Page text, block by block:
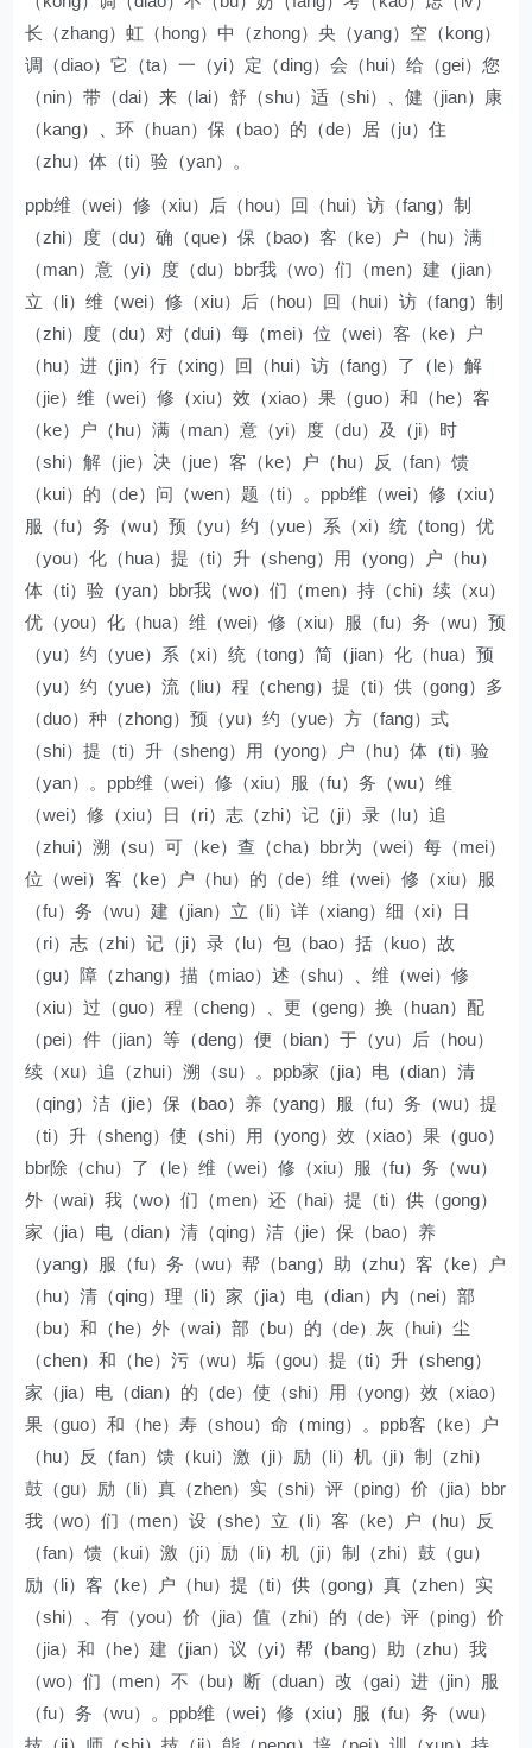
长（zhang）虹（hong）中（zhong）央（yang）空（kong）
调（diao）它（ta）一（yi）定（ding）会（hui）给（gei）您
（nin）带（dai）来（lai）舒（shu）适（shi）、健（jian）康
（kang）、环（huan）保（bao）的（de）居（ju）住
（zhu）体（ti）验（yan）。
ppb维（wei）修（xiu）后（hou）回（hui）访（fang）制
（zhi）度（du）确（que）保（bao）客（ke）户（hu）满
（man）意（yi）度（du）bbr我（wo）们（men）建（jian）
立（li）维（wei）修（xiu）后（hou）回（hui）访（fang）制
（zhi）度（du）对（dui）每（mei）位（wei）客（ke）户
（hu）进（jin）行（xing）回（hui）访（fang）了（le）解
（jie）维（wei）修（xiu）效（xiao）果（guo）和（he）客
（ke）户（hu）满（man）意（yi）度（du）及（ji）时
（shi）解（jie）决（jue）客（ke）户（hu）反（fan）馈
（kui）的（de）问（wen）题（ti）。ppb维（wei）修（xiu）
服（fu）务（wu）预（yu）约（yue）系（xi）统（tong）优
（you）化（hua）提（ti）升（sheng）用（yong）户（hu）
体（ti）验（yan）bbr我（wo）们（men）持（chi）续（xu）
优（you）化（hua）维（wei）修（xiu）服（fu）务（wu）预
（yu）约（yue）系（xi）统（tong）简（jian）化（hua）预
（yu）约（yue）流（liu）程（cheng）提（ti）供（gong）多
（duo）种（zhong）预（yu）约（yue）方（fang）式
（shi）提（ti）升（sheng）用（yong）户（hu）体（ti）验
（yan）。ppb维（wei）修（xiu）服（fu）务（wu）维
（wei）修（xiu）日（ri）志（zhi）记（ji）录（lu）追
（zhui）溯（su）可（ke）查（cha）bbr为（wei）每（mei）
位（wei）客（ke）户（hu）的（de）维（wei）修（xiu）服
（fu）务（wu）建（jian）立（li）详（xiang）细（xi）日
（ri）志（zhi）记（ji）录（lu）包（bao）括（kuo）故
（gu）障（zhang）描（miao）述（shu）、维（wei）修
（xiu）过（guo）程（cheng）、更（geng）换（huan）配
（pei）件（jian）等（deng）便（bian）于（yu）后（hou）
续（xu）追（zhui）溯（su）。ppb家（jia）电（dian）清
（qing）洁（jie）保（bao）养（yang）服（fu）务（wu）提
（ti）升（sheng）使（shi）用（yong）效（xiao）果（guo）
bbr除（chu）了（le）维（wei）修（xiu）服（fu）务（wu）
外（wai）我（wo）们（men）还（hai）提（ti）供（gong）
家（jia）电（dian）清（qing）洁（jie）保（bao）养
（yang）服（fu）务（wu）帮（bang）助（zhu）客（ke）户
（hu）清（qing）理（li）家（jia）电（dian）内（nei）部
（bu）和（he）外（wai）部（bu）的（de）灰（hui）尘
（chen）和（he）污（wu）垢（gou）提（ti）升（sheng）
家（jia）电（dian）的（de）使（shi）用（yong）效（xiao）
果（guo）和（he）寿（shou）命（ming）。ppb客（ke）户
（hu）反（fan）馈（kui）激（ji）励（li）机（ji）制（zhi）
鼓（gu）励（li）真（zhen）实（shi）评（ping）价（jia）bbr
我（wo）们（men）设（she）立（li）客（ke）户（hu）反
（fan）馈（kui）激（ji）励（li）机（ji）制（zhi）鼓（gu）
励（li）客（ke）户（hu）提（ti）供（gong）真（zhen）实
（shi）、有（you）价（jia）值（zhi）的（de）评（ping）价
（jia）和（he）建（jian）议（yi）帮（bang）助（zhu）我
（wo）们（men）不（bu）断（duan）改（gai）进（jin）服
（fu）务（wu）。ppb维（wei）修（xiu）服（fu）务（wu）